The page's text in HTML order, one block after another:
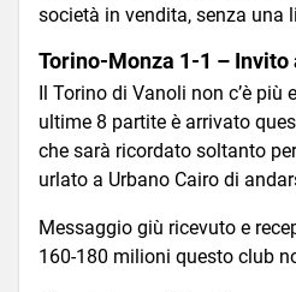
società in vendita, senza una
Torino-Monza 1-1 – Invito
Il Torino di Vanoli non c’è
ultime 8 partite è arrivato
che sarà ricordato soltanto
urlato a Urbano Cairo di
Messaggio giù ricevuto e
160-180 milioni questo club